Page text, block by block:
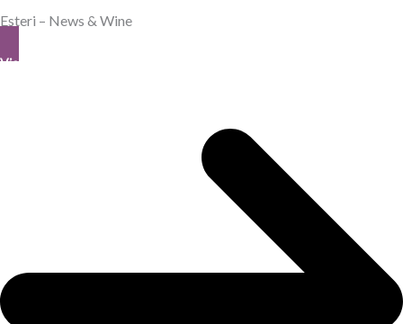
Esteri – News & Wine
View All